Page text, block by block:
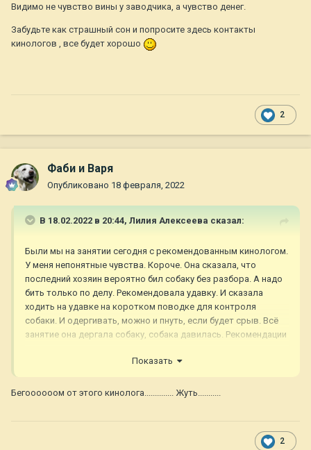
Видимо не чувство вины у заводчика, а чувство денег.
Забудьте как страшный сон и попросите здесь контакты
кинологов , все будет хорошо
2
Фаби и Варя
Опубликовано 18 февраля, 2022
В 18.02.2022 в 20:44, Лилия Алексеева сказал:
Были мы на занятии сегодня с рекомендованным кинологом.
У меня непонятные чувства. Короче. Она сказала, что
последний хозяин вероятно бил собаку без разбора. А надо
бить только по делу. Рекомендовала удавку. И сказала
ходить на удавке на коротком поводке для контроля
собаки. И одергивать, можно и пнуть, если будет срыв. Всё
занятие она дергала собаку, собака давилась. Рекомендации
И собаку нужно ещё подкормить. Но я наоборот ему
хорошем форме. Зачем набирать? Короче больше не
Показать
Бегоооооом от этого кинолога.............. Жуть...........
2